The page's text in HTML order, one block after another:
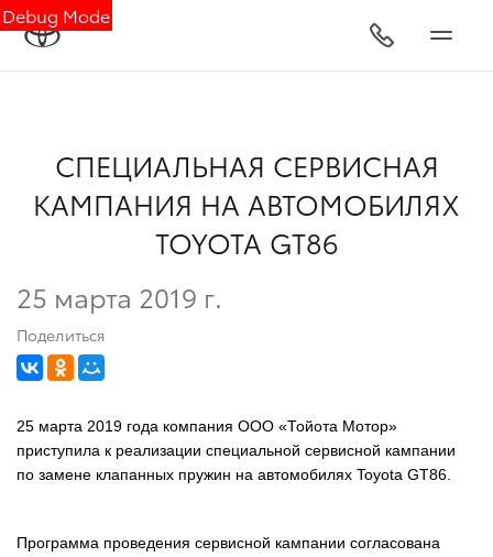
Debug Mode
СПЕЦИАЛЬНАЯ СЕРВИСНАЯ
КАМПАНИЯ НА АВТОМОБИЛЯХ
TOYOTA GT86
25 марта 2019 г.
Поделиться
25 марта 2019 года компания ООО «Тойота Мотор»
приступила к реализации специальной сервисной кампании
по замене клапанных пружин на автомобилях Toyota GT86.
Программа проведения сервисной кампании согласована